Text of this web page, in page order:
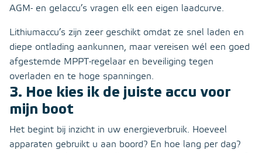
AGM- en gelaccu’s vragen elk een eigen laadcurve.
Lithiumaccu’s zijn zeer geschikt omdat ze snel laden en
diepe ontlading aankunnen, maar vereisen wél een goed
afgestemde MPPT-regelaar en beveiliging tegen
overladen en te hoge spanningen.
3. Hoe kies ik de juiste accu voor
mijn boot
Het begint bij inzicht in uw energieverbruik. Hoeveel
apparaten gebruikt u aan boord? En hoe lang per dag?